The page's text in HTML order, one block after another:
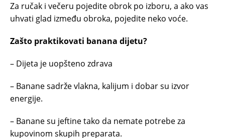
Za ručak i večeru pojedite obrok po izboru, a ako vas
uhvati glad između obroka, pojedite neko voće.
Zašto praktikovati banana dijetu?
– Dijeta je uopšteno zdrava
– Banane sadrže vlakna, kalijum i dobar su izvor
energije.
– Banane su jeftine tako da nemate potrebe za
kupovinom skupih preparata.